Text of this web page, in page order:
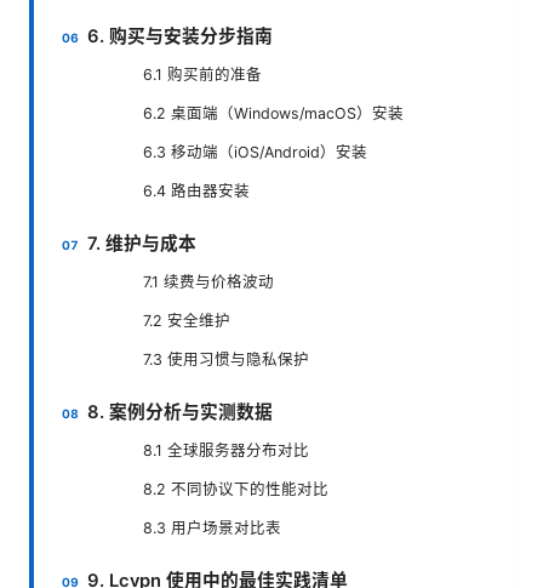
6. 购买与安装分步指南
6.1 购买前的准备
6.2 桌面端（Windows/macOS）安装
6.3 移动端（iOS/Android）安装
6.4 路由器安装
7. 维护与成本
7.1 续费与价格波动
7.2 安全维护
7.3 使用习惯与隐私保护
8. 案例分析与实测数据
8.1 全球服务器分布对比
8.2 不同协议下的性能对比
8.3 用户场景对比表
9. Lcvpn 使用中的最佳实践清单